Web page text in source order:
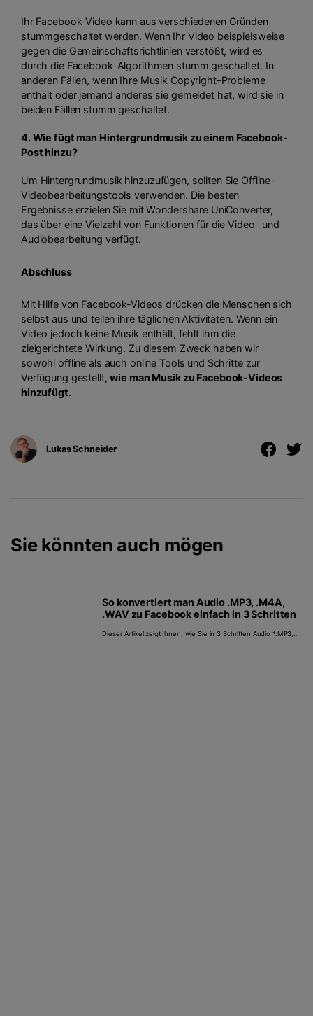
Ihr Facebook-Video kann aus verschiedenen Gründen
stummgeschaltet werden. Wenn Ihr Video beispielsweise
gegen die Gemeinschaftsrichtlinien verstößt, wird es
durch die Facebook-Algorithmen stumm geschaltet. In
anderen Fällen, wenn Ihre Musik Copyright-Probleme
enthält oder jemand anderes sie gemeldet hat, wird sie in
beiden Fällen stumm geschaltet.
4. Wie fügt man Hintergrundmusik zu einem Facebook-
Post hinzu?
Um Hintergrundmusik hinzuzufügen, sollten Sie Offline-
Videobearbeitungstools verwenden. Die besten
Ergebnisse erzielen Sie mit Wondershare UniConverter,
das über eine Vielzahl von Funktionen für die Video- und
Audiobearbeitung verfügt.
Abschluss
Mit Hilfe von Facebook-Videos drücken die Menschen sich
selbst aus und teilen ihre täglichen Aktivitäten. Wenn ein
Video jedoch keine Musik enthält, fehlt ihm die
zielgerichtete Wirkung. Zu diesem Zweck haben wir
sowohl offline als auch online Tools und Schritte zur
Verfügung gestellt,wie man Musik zu Facebook-Videos
hinzufügt.
Lukas Schneider
Sie könnten auch mögen
So konvertiert man Audio .MP3, .M4A,
.WAV zu Facebook einfach in 3 Schritten
Dieser Artikel zeigt Ihnen, wie Sie in 3 Schritten Audio *.MP3,